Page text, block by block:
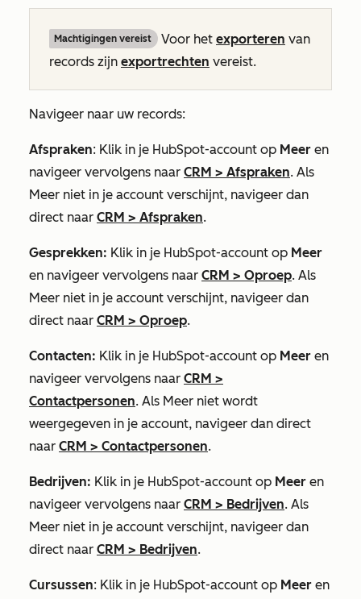
Machtigingen vereist Voor het exporteren van
records zijn exportrechten vereist.
Navigeer naar uw records:
Afspraken: Klik in je HubSpot-account op Meer en
navigeer vervolgens naar CRM > Afspraken. Als
Meer niet in je account verschijnt, navigeer dan
direct naar CRM > Afspraken.
Gesprekken: Klik in je HubSpot-account op Meer
en navigeer vervolgens naar CRM > Oproep. Als
Meer niet in je account verschijnt, navigeer dan
direct naar CRM > Oproep.
Contacten: Klik in je HubSpot-account op Meer en
navigeer vervolgens naar CRM >
Contactpersonen. Als Meer niet wordt
weergegeven in je account, navigeer dan direct
naar CRM > Contactpersonen.
Bedrijven: Klik in je HubSpot-account op Meer en
navigeer vervolgens naar CRM > Bedrijven. Als
Meer niet in je account verschijnt, navigeer dan
direct naar CRM > Bedrijven.
Cursussen: Klik in je HubSpot-account op Meer en